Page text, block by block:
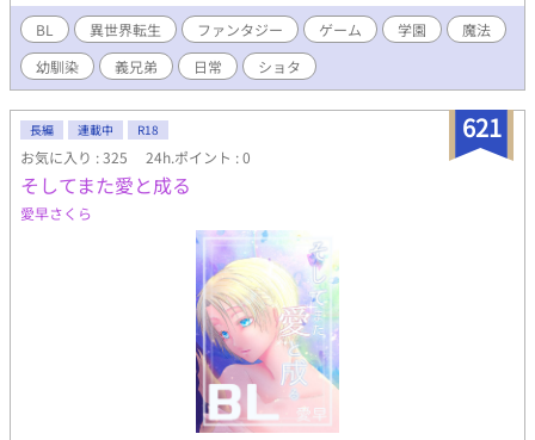
たいで可愛いやつなんだ。 えっ、マジでこの子が魔王なの
か！？
BL 異世界転生 ファンタジー ゲーム 学園
魔法
幼馴染
義兄弟 日常 ショタ
621
長編 連載中 R18
お気に入り : 325 24h.ポイント : 0
そしてまた愛と成る
愛早さくら